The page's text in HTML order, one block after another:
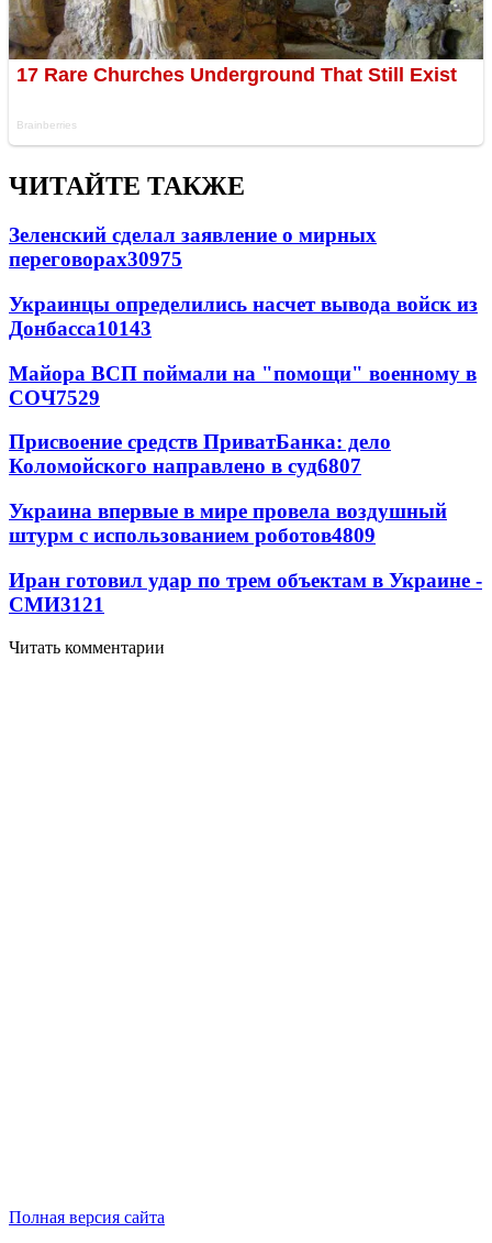
ЧИТАЙТЕ ТАКЖЕ
Зеленский сделал заявление о мирных
переговорах30975
Украинцы определились насчет вывода войск из
Донбасса10143
Майора ВСП поймали на "помощи" военному в
СОЧ7529
Присвоение средств ПриватБанка: дело
Коломойского направлено в суд6807
Украина впервые в мире провела воздушный
штурм с использованием роботов4809
Иран готовил удар по трем объектам в Украине -
СМИ3121
Читать комментарии
Полная версия сайта